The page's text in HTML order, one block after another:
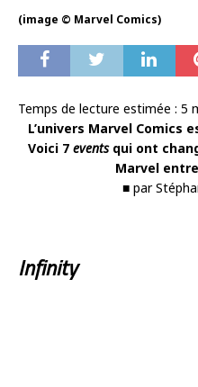
(image © Marvel Comics)
Temps de lecture estimée : 5
L’univers Marvel Comics
Voici 7 eventsqui ont
Marvel
■ par
Infinity